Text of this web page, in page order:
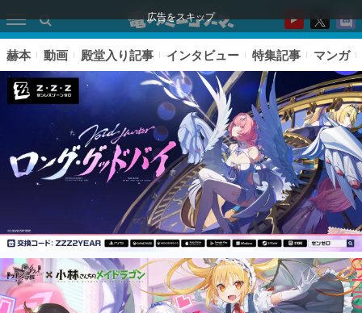
広告をスキップ
ピックアップ
赫本 動画 殿堂入り記事 インタビュー 特集記事 マンガ